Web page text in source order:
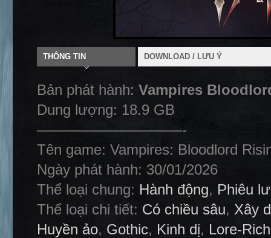
THÔNG TIN DOWNLOAD / LƯU Ý
Bản phát hành: Vampires
Dung lượng: 18.9 GB
——————————-
Tên game: Vampires: Bloodlord
Ngày phát hành: 30/01/2026
Thể loại chung: Hành động, Phiêu
Thể loại chi tiết: Có chiều sâu, Xây
Huyền ảo, Gothic, Kinh dị, Lore-Rich